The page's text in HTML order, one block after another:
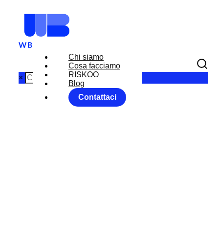
Chi siamo
Cosa facciamo
RISKOO
Blog
Contattaci
×
MARKET